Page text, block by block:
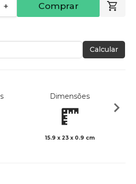
+ Comprar
Calcular
Dimensões
15.9 x 23 x 0.9 cm